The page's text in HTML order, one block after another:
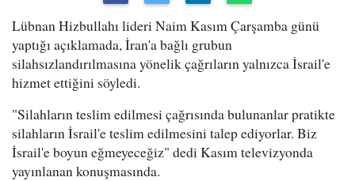
Lübnan Hizbullahı lideri Naim Kasım Çarşamba günü
yaptığı açıklamada, İran'a bağlı grubun
silahsızlandırılmasına yönelik çağrıların yalnızca İsrail'e
hizmet ettiğini söyledi.
"Silahların teslim edilmesi çağrısında bulunanlar pratikte
silahların İsrail'e teslim edilmesini talep ediyorlar. Biz
İsrail'e boyun eğmeyeceğiz" dedi Kasım televizyonda
yayınlanan konuşmasında.